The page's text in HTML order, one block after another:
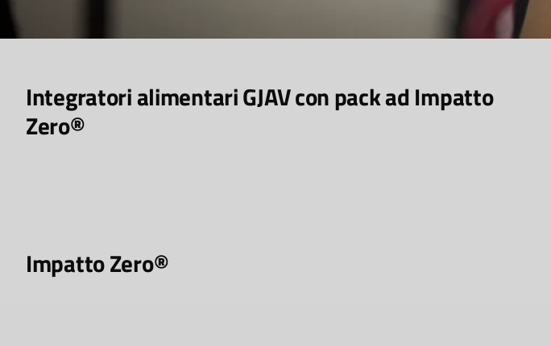
Integratori alimentari GJAV con pack ad Impatto
Zero®
Impatto Zero®